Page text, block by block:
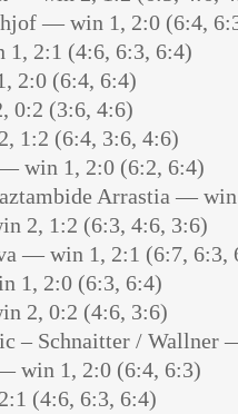
— win 1, 2:0 (6:4,
1, 2:1 (4:6, 6:3, 6:4)
2:0 (6:4, 6:4)
0:2 (3:6, 4:6)
1:2 (6:4, 3:6, 4:6)
win 1, 2:0 (6:2, 6:4)
Arrastia —
2, 1:2 (6:3, 4:6, 3:6)
— win 1, 2:1 (6:7, 6:3,
1, 2:0 (6:3, 6:4)
2, 0:2 (4:6, 3:6)
– Schnaitter / Wallner
win 1, 2:0 (6:4, 6:3)
(4:6, 6:3, 6:4)